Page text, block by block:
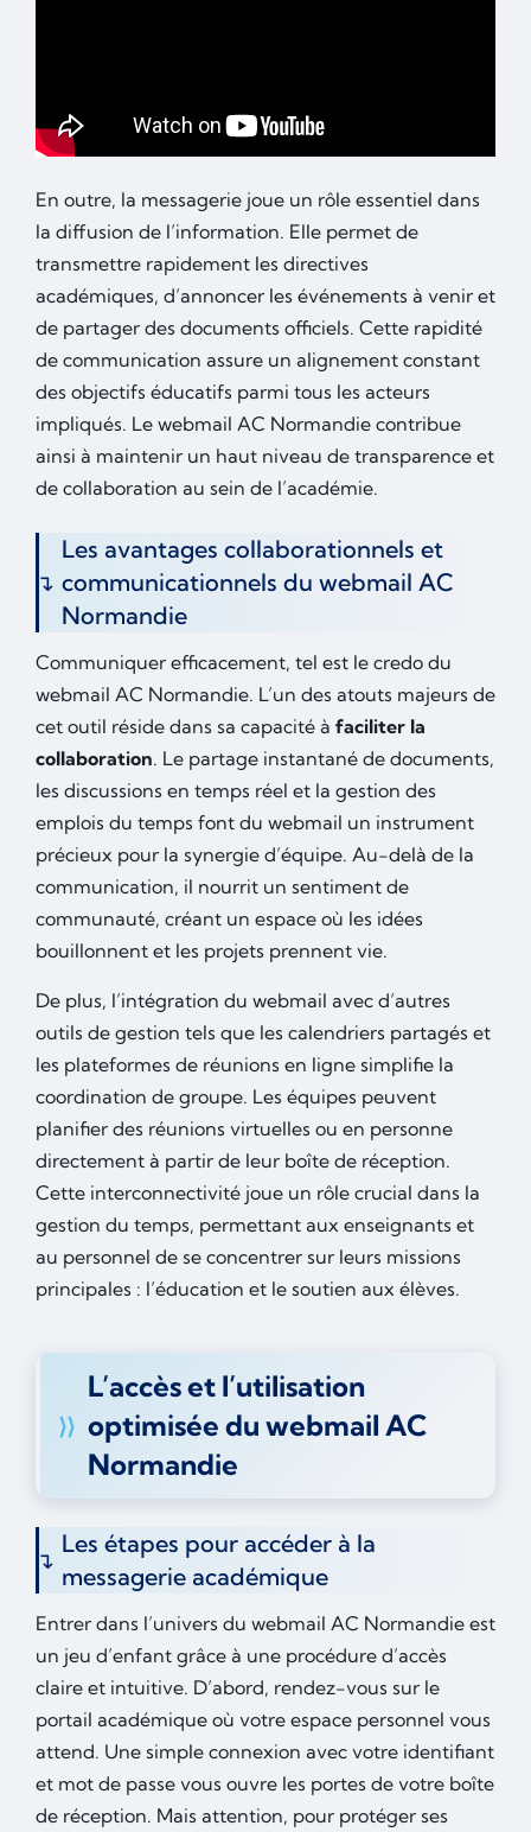
En outre, la messagerie joue un rôle essentiel dans
la diffusion de l’information. Elle permet de
transmettre rapidement les directives
académiques, d’annoncer les événements à venir et
de partager des documents officiels. Cette rapidité
de communication assure un alignement constant
des objectifs éducatifs parmi tous les acteurs
impliqués. Le webmail AC Normandie contribue
ainsi à maintenir un haut niveau de transparence et
de collaboration au sein de l’académie.
Les avantages collaborationnels et
communicationnels du webmail AC
Normandie
Communiquer efficacement, tel est le credo du
webmail AC Normandie. L’un des atouts majeurs de
cet outil réside dans sa capacité à faciliter la
collaboration. Le partage instantané de documents,
les discussions en temps réel et la gestion des
emplois du temps font du webmail un instrument
précieux pour la synergie d’équipe. Au-delà de la
communication, il nourrit un sentiment de
communauté, créant un espace où les idées
bouillonnent et les projets prennent vie.
De plus, l’intégration du webmail avec d’autres
outils de gestion tels que les calendriers partagés et
les plateformes de réunions en ligne simplifie la
coordination de groupe. Les équipes peuvent
planifier des réunions virtuelles ou en personne
directement à partir de leur boîte de réception.
Cette interconnectivité joue un rôle crucial dans la
gestion du temps, permettant aux enseignants et
au personnel de se concentrer sur leurs missions
principales : l’éducation et le soutien aux élèves.
L’accès et l’utilisation
optimisée du webmail AC
Normandie
Les étapes pour accéder à la
messagerie académique
Entrer dans l’univers du webmail AC Normandie est
un jeu d’enfant grâce à une procédure d’accès
claire et intuitive. D’abord, rendez-vous sur le
portail académique où votre espace personnel vous
attend. Une simple connexion avec votre identifiant
et mot de passe vous ouvre les portes de votre boîte
de réception. Mais attention, pour protéger ses